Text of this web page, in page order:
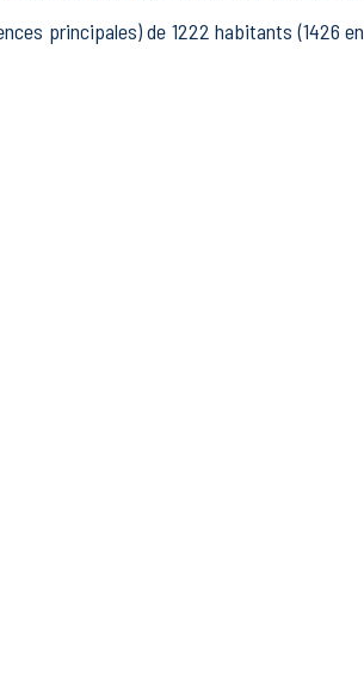
principales) de 1222 habitants (1426 en